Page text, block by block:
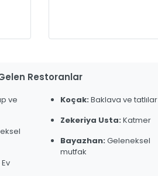
Restoranlar
ve
Ev
Koçak: Baklava ve tatlılar
Zekeriya Usta: Katmer
Bayazhan: Geleneksel
mutfak